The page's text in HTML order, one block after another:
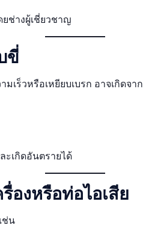
ช่างผู้เชี่ยวชาญ
ขี่
เร็วหรือเหยียบเบรก อาจเกิดจาก
เกิดอันตรายได้
องหรือท่อไอเสีย
ช่น